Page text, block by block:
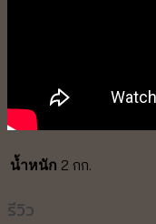
น้ำหนัก 2 กก.
รีวิว